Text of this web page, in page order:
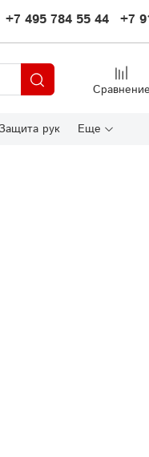
+7 495 784 55 44 +7
Сравнение
Защита рук Еще